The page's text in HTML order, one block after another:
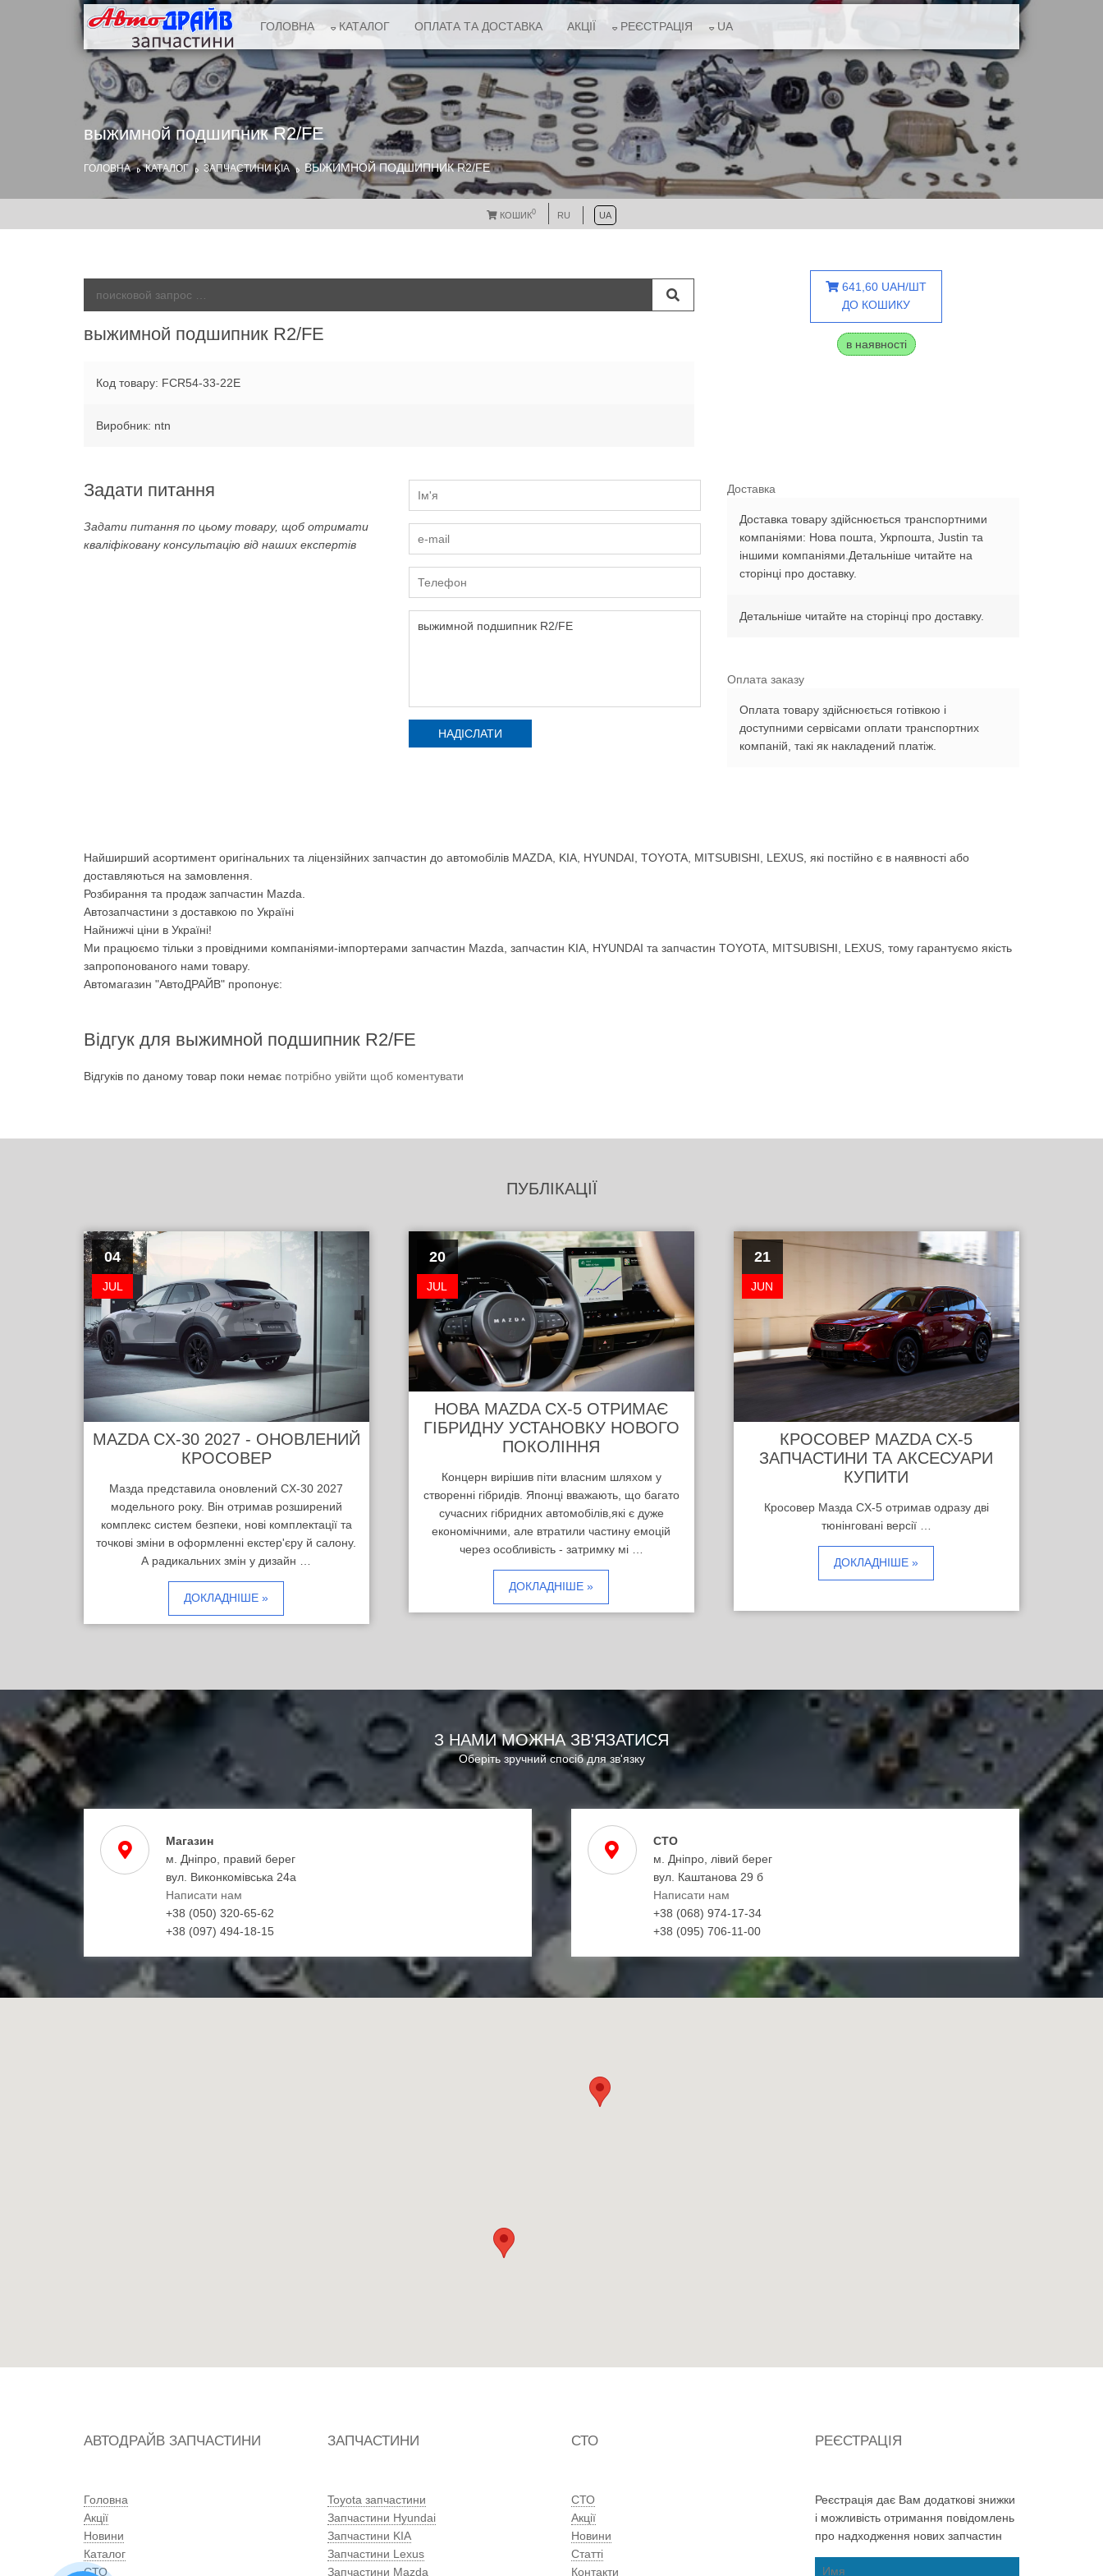
ГОЛОВНА КАТАЛОГ ОПЛАТА ТА ДОСТАВКА АКЦІЇ РЕЄСТРАЦІЯ UA
выжимной подшипник R2/FE
ГОЛОВНА КАТАЛОГ ЗАПЧАСТИНИ KIA ВЫЖИМНОЙ ПОДШИПНИК R2/FE
КОШИК0 RU UA
выжимной подшипник R2/FE
Код товару: FCR54-33-22E
Виробник: ntn
641,60 UAH/ШТ
ДО КОШИКУ
в наявності
Задати питання
Задати питання по цьому товару, щоб отримати
кваліфіковану консультацію від наших експертів
Доставка
Доставка товару здійснюється транспортними
компаніями: Нова пошта, Укрпошта, Justin та
іншими компаніями.Детальніше читайте на
сторінці про доставку.
Детальніше читайте на сторінці про доставку.
Оплата заказу
Оплата товару здійснюється готівкою і
доступними сервісами оплати транспортних
компаній, такі як накладений платіж.
Найширший асортимент оригінальних та ліцензійних запчастин до автомобілів MAZDA, KIA, HYUNDAI, TOYOTA, MITSUBISHI, LEXUS, які постійно є в наявності або
доставляються на замовлення.
Розбирання та продаж запчастин Mazda.
Автозапчастини з доставкою по Україні
Найнижчі ціни в Україні!
Ми працюємо тільки з провідними компаніями-імпортерами запчастин Mazda, запчастин KIA, HYUNDAI та запчастин TOYOTA, MITSUBISHI, LEXUS, тому гарантуємо якість
запропонованого нами товару.
Автомагазин "АвтоДРАЙВ" пропонує:
Відгук для выжимной подшипник R2/FE
Відгуків по даному товар поки немає потрібно увійти щоб коментувати
ПУБЛІКАЦІЇ
04
JUL
MAZDA CX-30 2027 - ОНОВЛЕНИЙ
КРОСОВЕР
Мазда представила оновлений CX-30 2027
модельного року. Він отримав розширений
комплекс систем безпеки, нові комплектації та
точкові зміни в оформленні екстер'єру й салону.
А радикальних змін у дизайн …
ДОКЛАДНІШЕ »
20
JUL
НОВА MAZDA CX-5 ОТРИМАЄ
ГІБРИДНУ УСТАНОВКУ НОВОГО
ПОКОЛІННЯ
Концерн вирішив піти власним шляхом у
створенні гібридів. Японці вважають, що багато
сучасних гібридних автомобілів,які є дуже
економічними, але втратили частину емоцій
через особливість - затримку мі …
ДОКЛАДНІШЕ »
21
JUN
КРОСОВЕР MAZDA CX-5
ЗАПЧАСТИНИ ТА АКСЕСУАРИ
КУПИТИ
Кросовер Мазда CX-5 отримав одразу дві
тюнінговані версії …
ДОКЛАДНІШЕ »
З НАМИ МОЖНА ЗВ'ЯЗАТИСЯ
Оберіть зручний спосіб для зв'язку
Магазин
м. Дніпро, правий берег
вул. Виконкомівська 24а
Написати нам
+38 (050) 320-65-62
+38 (097) 494-18-15
СТО
м. Дніпро, лівий берег
вул. Каштанова 29 б
Написати нам
+38 (068) 974-17-34
+38 (095) 706-11-00
АВТОДРАЙВ ЗАПЧАСТИНИ
Головна
Акції
Новини
Каталог
СТО
ЗАПЧАСТИНИ
Toyota запчастини
Запчастини Hyundai
Запчастини KIA
Запчастини Lexus
Запчастини Mazda
СТО
СТО
Акції
Новини
Статті
Контакти
РЕЄСТРАЦІЯ
Реєстрація дає Вам додаткові знижки
і можливість отримання повідомлень
про надходження нових запчастин